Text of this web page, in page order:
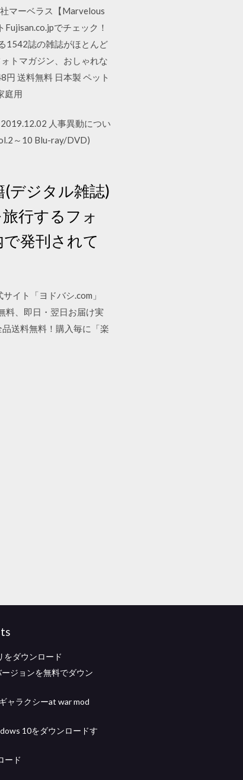
マーベラス【Marvelous
でチェック！
1542誌の雑誌がほとんど
トマガジン、おしゃれな
送料無料 日本製 ペット
庭用
人事異動につい
～10 Blu-ray/DVD)
デジタル雑誌)
行するフォ
発刊されて
イト「ヨドバシ.com」
料、即日・翌日お届け実
送料無料！購入毎に「楽
をダウンロード
ジョンを無料でダウン
ャラクシーat war mod
10をダウンロードす
ード